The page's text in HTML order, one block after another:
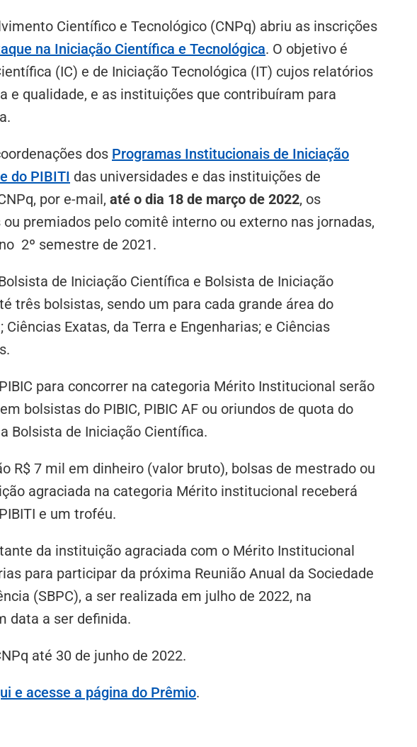
Científico e Tecnológico (CNPq) abriu as inscrições
na Iniciação Científica e Tecnológica. O objetivo é
(IC) e de Iniciação Tecnológica (IT) cujos relatórios
e qualidade, e as instituições que contribuíram para
dos Programas Institucionais de Iniciação
do PIBITI das universidades e das instituições de
por e-mail, até o dia 18 de março de 2022, os
premiados pelo comitê interno ou externo nas jornadas,
2º semestre de 2021.
de Iniciação Científica e Bolsista de Iniciação
três bolsistas, sendo um para cada grande área do
Exatas, da Terra e Engenharias; e Ciências
para concorrer na categoria Mérito Institucional serão
bolsistas do PIBIC, PIBIC AF ou oriundos de quota do
Bolsista de Iniciação Científica.
R$ 7 mil em dinheiro (valor bruto), bolsas de mestrado ou
agraciada na categoria Mérito institucional receberá
e um troféu.
da instituição agraciada com o Mérito Institucional
para participar da próxima Reunião Anual da Sociedade
(SBPC), a ser realizada em julho de 2022, na
data a ser definida.
até 30 de junho de 2022.
e acesse a página do Prêmio.